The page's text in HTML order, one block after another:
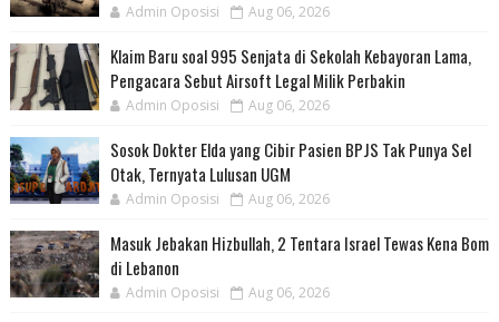
Admin Oposisi Aug 06, 2026
Klaim Baru soal 995 Senjata di Sekolah Kebayoran Lama,
Pengacara Sebut Airsoft Legal Milik Perbakin
Admin Oposisi Aug 06, 2026
Sosok Dokter Elda yang Cibir Pasien BPJS Tak Punya Sel
Otak, Ternyata Lulusan UGM
Admin Oposisi Aug 06, 2026
Masuk Jebakan Hizbullah, 2 Tentara Israel Tewas Kena Bom
di Lebanon
Admin Oposisi Aug 06, 2026